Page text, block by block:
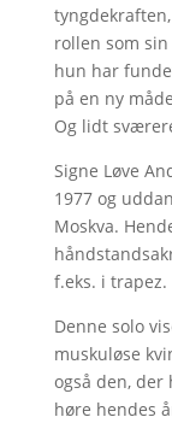
rollen som
hun har
på en ny
Og lidt
Signe Løve
1977 og
Moskva.
f.eks. i
Denne solo
muskuløse
også den, der
høre hendes